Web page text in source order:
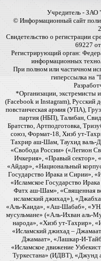
Учредитель - ЗАО
© Информационный сайт
Свидетельство о регистрации
69227
Регистрирующий орган:
информационных
При полном или частичном
гиперссылка на
*Организации, экстремисты
(Facebook и Instagram), Русский
повстанческая армия (УПА),
партия (НБП), Талибан,
Братство, Артподготовка,
союз, Формат-18, Хизб ут-
Тахрир аш-Шам, Таухид валь-
«Свобода России» («Легион
Ичкерия», «Правый сектор»,
«Айдар», «Национальный
Государство Ирака и Сирии»,
«Исламское Государство
Фатх аш-Шам», «Священная
исламский джихад»),
«Аль-Каида», «Аш-Шабаб»,
мусульмане» («Аль-Ихван аль-
народа», «Хизб ут-Тахрир»,
«Исламский джихад –
Джамаат», «Лашкар-И-
«Исламское движение
Туркестана» (ИДВТ),